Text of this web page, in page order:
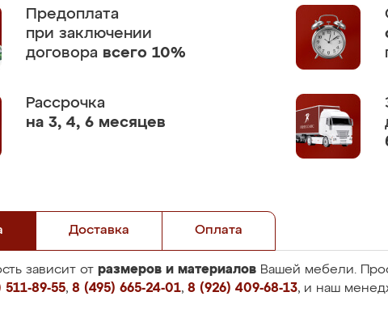
Предоплата
при заключении
договора всего 10%
Рассрочка
на 3, 4, 6 месяцев
Доставка Оплата
зависит от размеров и материалов Вашей мебели.
89-55, 8 (495) 665-24-01, 8 (926) 409-68-13, и наш